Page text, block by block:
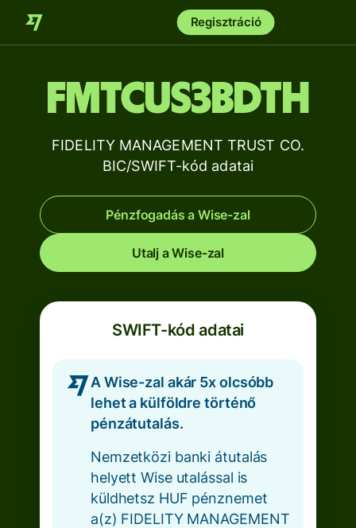
Regisztráció
FMTCUS3BDTH
FIDELITY MANAGEMENT TRUST CO.
BIC/SWIFT-kód adatai
Pénzfogadás a Wise-zal
Utalj a Wise-zal
SWIFT-kód adatai
A Wise-zal akár 5x olcsóbb
lehet a külföldre történő
pénzátutalás.
Nemzetközi banki átutalás
helyett Wise utalással is
küldhetsz HUF pénznemet
a(z) FIDELITY MANAGEMENT